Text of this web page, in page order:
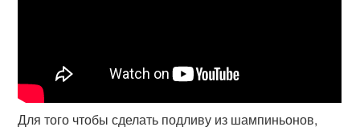
Для того чтобы сделать подливу из шампиньонов,